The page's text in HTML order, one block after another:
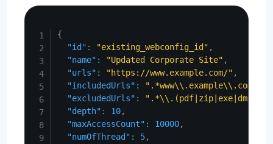
{
"id" : "existing_webconfig_id" ,
"name" : "Updated Corporate Site" ,
"urls" : "https://www.example.com/" ,
"includedUrls" : ".*www\\.example\\.com.*"
"excludedUrls" : ".*\\.(pdf|zip|exe|dmg)$"
"depth" : 10,
"maxAccessCount" : 10000,
"numOfThread" : 5,